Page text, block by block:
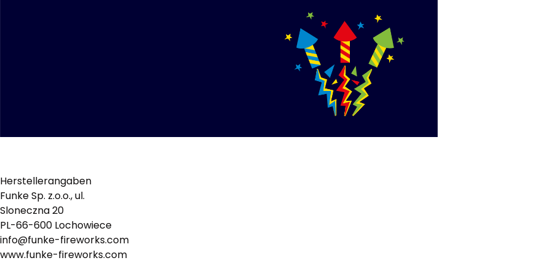
Herstellerangaben
Funke Sp. z.o.o., ul.
Sloneczna 20
PL-66-600 Lochowiece
info@funke-fireworks.com
www.funke-fireworks.com